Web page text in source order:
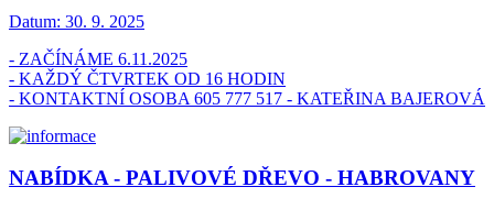
Datum: 30. 9. 2025
- ZAČÍNÁME 6.11.2025
- KAŽDÝ ČTVRTEK OD 16 HODIN
- KONTAKTNÍ OSOBA 605 777 517 - KATEŘINA BAJEROVÁ
NABÍDKA - PALIVOVÉ DŘEVO - HABROVANY